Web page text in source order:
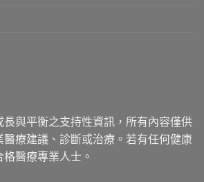
長與平衡之支持性資訊，所有內容僅供
醫療建議、診斷或治療。若有任何健康
醫療專業人士。